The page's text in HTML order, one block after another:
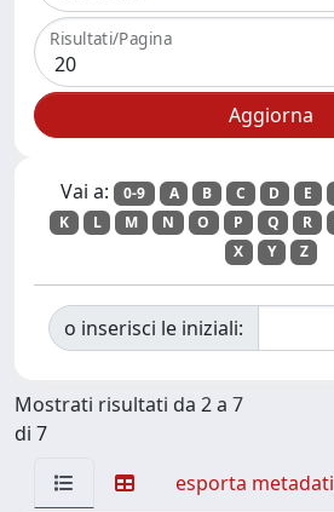
Risultati/Pagina
Vai a: 0-9 A B C D E
K
L M N O P Q R
X
Y Z
o inserisci le iniziali:
Mostrati risultati da 2 a 7
di 7
esporta metadati